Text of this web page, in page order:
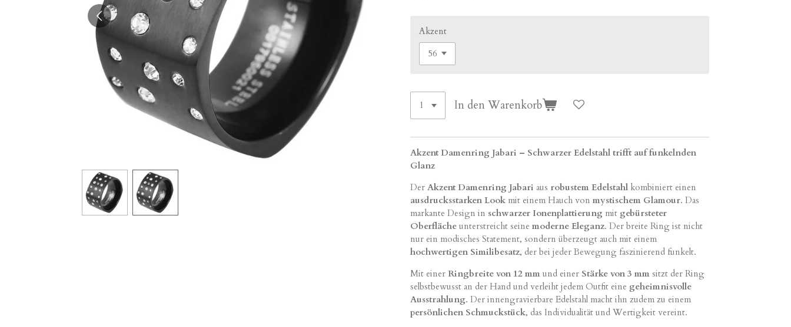
Akzent
In den Warenkorb
Akzent Damenring Jabari – Schwarzer Edelstahl trifft auf funkelnden
Glanz
Der Akzent Damenring Jabari aus robustem Edelstahl kombiniert einen
ausdrucksstarken Look mit einem Hauch von mystischem Glamour. Das
markante Design in schwarzer Ionenplattierung mit gebürsteter
Oberfläche unterstreicht seine moderne Eleganz. Der breite Ring ist nicht
nur ein modisches Statement, sondern überzeugt auch mit einem
hochwertigen Similibesatz, der bei jeder Bewegung faszinierend funkelt.
Mit einer Ringbreite von 12 mm und einer Stärke von 3 mm sitzt der Ring
selbstbewusst an der Hand und verleiht jedem Outfit eine geheimnisvolle
Ausstrahlung. Der innengravierbare Edelstahl macht ihn zudem zu einem
persönlichen Schmuckstück, das Individualität und Wertigkeit vereint.